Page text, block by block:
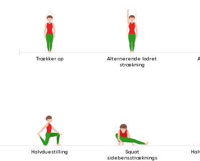
Trækker op
Alternerende lodret
strækning
Halvduestilling
Squat
sidebensstrækningsstilling